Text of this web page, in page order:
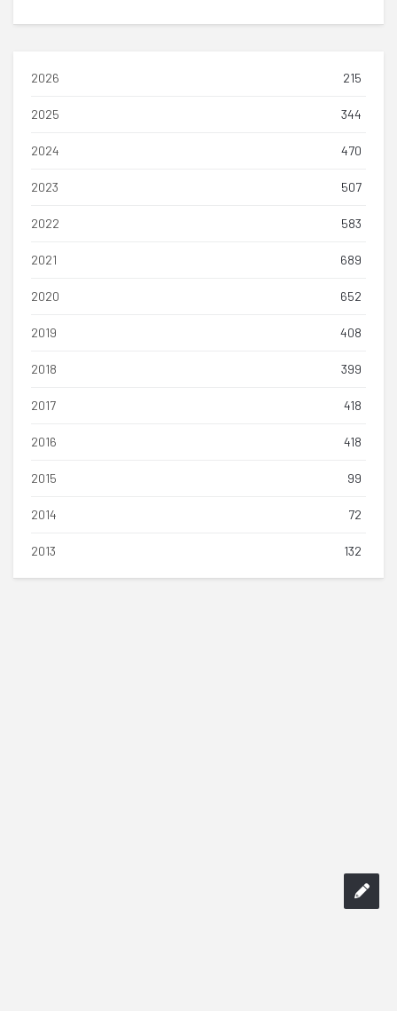
2026 215
2025 344
2024 470
2023 507
2022 583
2021 689
2020 652
2019 408
2018 399
2017 418
2016 418
2015 99
2014 72
2013 132